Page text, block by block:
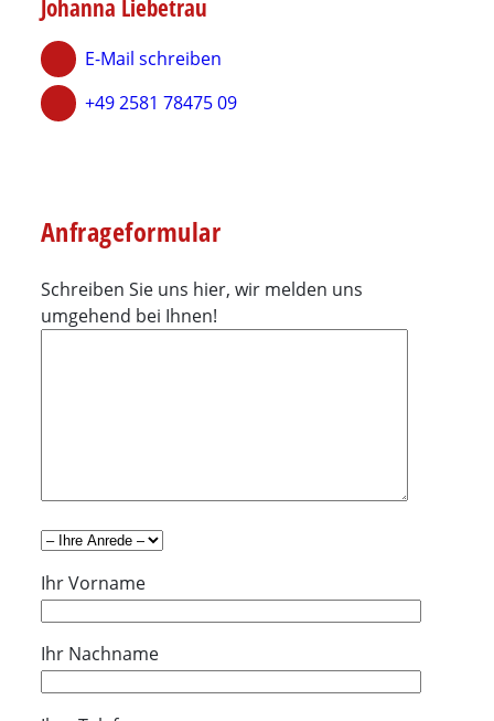
Johanna Liebetrau
E-Mail schreiben
+49 2581 78475 09
Anfrageformular
Schreiben Sie uns hier, wir melden uns
umgehend bei Ihnen!
Ihr Vorname
Ihr Nachname